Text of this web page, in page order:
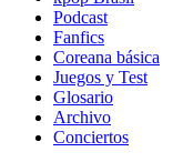
Podcast
Fanfics
Coreana básica
Juegos y Test
Glosario
Archivo
Conciertos